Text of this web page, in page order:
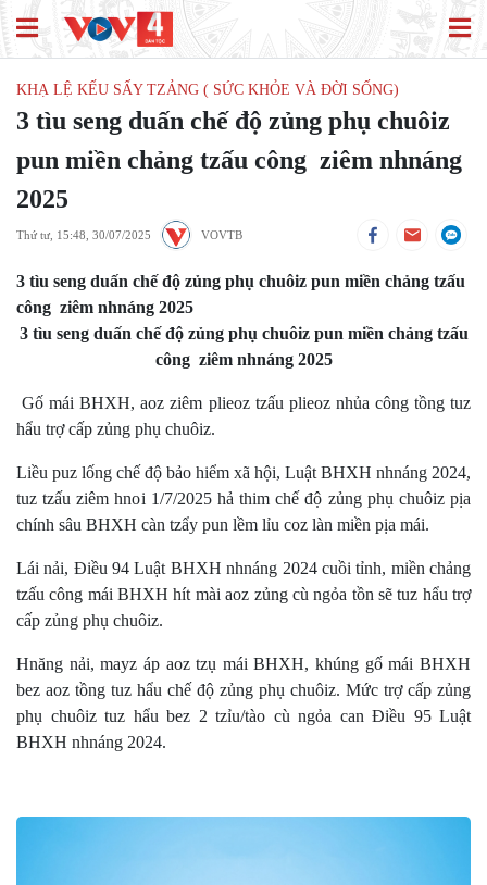
KHẠ LỆ KẾU SẤY TZẢNG ( SỨC KHỎE VÀ ĐỜI SỐNG)
3 tìu seng duấn chế độ zủng phụ chuôiz
pun miền chảng tzấu công ziêm nhnáng
2025
Thứ tư, 15:48, 30/07/2025 VOVTB
3 tìu seng duấn chế độ zủng phụ chuôiz pun miền chảng tzấu
công ziêm nhnáng 2025
3 tìu seng duấn chế độ zủng phụ chuôiz pun miền chảng tzấu
công ziêm nhnáng 2025
Gố mái BHXH, aoz ziêm plieoz tzấu plieoz nhủa công tồng tuz
hẩu trợ cấp zủng phụ chuôiz.
Liều puz lống chế độ bảo hiểm xã hội, Luật BHXH nhnáng 2024,
tuz tzấu ziêm hnoi 1/7/2025 hả thim chế độ zủng phụ chuôiz pịa
chính sâu BHXH càn tzẩy pun lềm lỉu coz làn miền pịa mái.
Lái nải, Điều 94 Luật BHXH nhnáng 2024 cuồi tỉnh, miền chảng
tzấu công mái BHXH hít mài aoz zủng cù ngỏa tồn sẽ tuz hẩu trợ
cấp zủng phụ chuôiz.
Hnăng nải, mayz áp aoz tzụ mái BHXH, khúng gố mái BHXH
bez aoz tồng tuz hẩu chế độ zủng phụ chuôiz. Mức trợ cấp zủng
phụ chuôiz tuz hẩu bez 2 tzỉu/tào cù ngỏa can Điều 95 Luật
BHXH nhnáng 2024.